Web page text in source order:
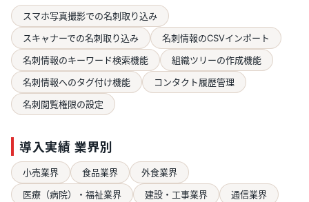
スマホ写真撮影での名刺取り込み
スキャナーでの名刺取り込み
名刺情報のCSVインポート
名刺情報のキーワード検索機能
組織ツリーの作成機能
名刺情報へのタグ付け機能
コンタクト履歴管理
名刺閲覧権限の設定
導入実績 業界別
小売業界 食品業界
外食業界
医療（病院）・福祉業界
建設・工事業界
通信業界